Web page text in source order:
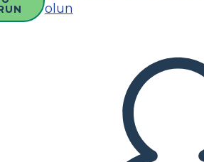
olun